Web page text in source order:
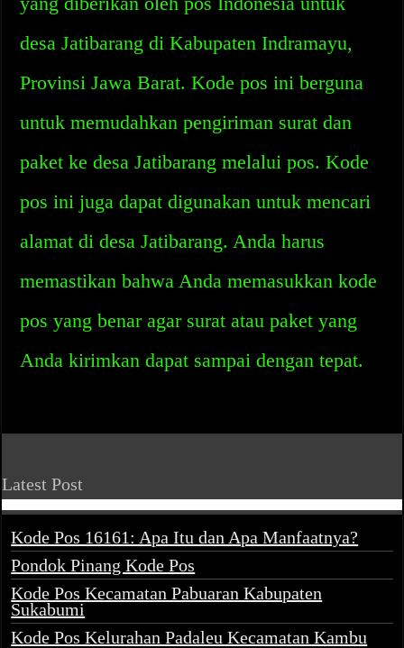
desa Jatibarang di Kabupaten Indramayu,
Provinsi Jawa Barat. Kode pos ini berguna
untuk memudahkan pengiriman surat dan
paket ke desa Jatibarang melalui pos. Kode
pos ini juga dapat digunakan untuk mencari
alamat di desa Jatibarang. Anda harus
memastikan bahwa Anda memasukkan kode
pos yang benar agar surat atau paket yang
Anda kirimkan dapat sampai dengan tepat.
Latest Post
Kode Pos 16161: Apa Itu dan Apa Manfaatnya?
Pondok Pinang Kode Pos
Kode Pos Kecamatan Pabuaran Kabupaten
Sukabumi
Kode Pos Kelurahan Padaleu Kecamatan Kambu